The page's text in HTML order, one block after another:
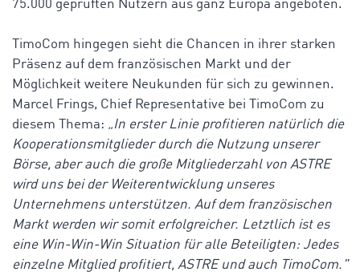
75.000 geprüften Nutzern aus ganz Europa angeboten.
TimoCom hingegen sieht die Chancen in ihrer starken
Präsenz auf dem französischen Markt und der
Möglichkeit weitere Neukunden für sich zu gewinnen.
Marcel Frings, Chief Representative bei TimoCom zu
diesem Thema: „In erster Linie profitieren natürlich die
Kooperationsmitglieder durch die Nutzung unserer
Börse, aber auch die große Mitgliederzahl von ASTRE
wird uns bei der Weiterentwicklung unseres
Unternehmens unterstützen. Auf dem französischen
Markt werden wir somit erfolgreicher. Letztlich ist es
eine Win-Win-Win Situation für alle Beteiligten: Jedes
einzelne Mitglied profitiert, ASTRE und auch TimoCom."